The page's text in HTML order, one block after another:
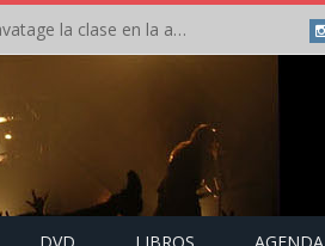
Crónica: Slaugther to Prevail pone la garra, Savatage la clase en la apertura del Leyendas del Rock – Miércoles – Agosto 2026